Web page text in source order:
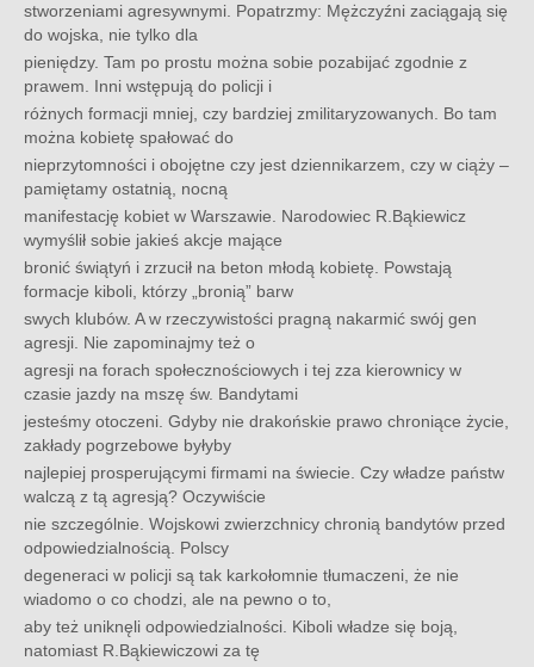
stworzeniami agresywnymi. Popatrzmy: Mężczyźni zaciągają się
do wojska, nie tylko dla
pieniędzy. Tam po prostu można sobie pozabijać zgodnie z
prawem. Inni wstępują do policji i
różnych formacji mniej, czy bardziej zmilitaryzowanych. Bo tam
można kobietę spałować do
nieprzytomności i obojętne czy jest dziennikarzem, czy w ciąży –
pamiętamy ostatnią, nocną
manifestację kobiet w Warszawie. Narodowiec R.Bąkiewicz
wymyślił sobie jakieś akcje mające
bronić świątyń i zrzucił na beton młodą kobietę. Powstają
formacje kiboli, którzy „bronią” barw
swych klubów. A w rzeczywistości pragną nakarmić swój gen
agresji. Nie zapominajmy też o
agresji na forach społecznościowych i tej zza kierownicy w
czasie jazdy na mszę św. Bandytami
jesteśmy otoczeni. Gdyby nie drakońskie prawo chroniące życie,
zakłady pogrzebowe byłyby
najlepiej prosperującymi firmami na świecie. Czy władze państw
walczą z tą agresją? Oczywiście
nie szczególnie. Wojskowi zwierzchnicy chronią bandytów przed
odpowiedzialnością. Polscy
degeneraci w policji są tak karkołomnie tłumaczeni, że nie
wiadomo o co chodzi, ale na pewno o to,
aby też uniknęli odpowiedzialności. Kiboli władze się boją,
natomiast R.Bąkiewiczowi za tę